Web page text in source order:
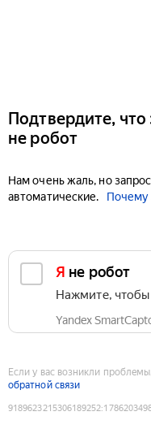
Подтвердите,
не робот
Нам очень жаль, но
автоматические.
Почему
Я не робот
Нажмите,
Yandex
Если у вас возникли
обратной связи
9189623215306189252: